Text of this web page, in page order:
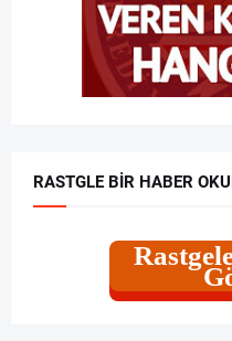
RASTGLE BIR HABER